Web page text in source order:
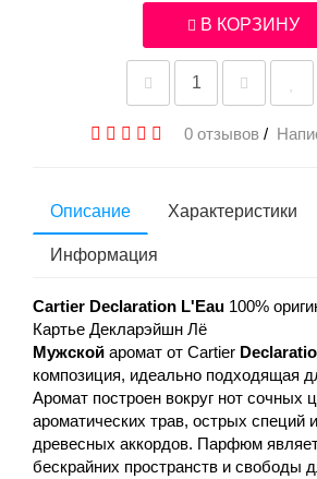
В КОРЗИНУ
0 отзывов /
Описание Характеристики
Информация
Cartier Declaration L'Eau 100%
Картье Декларэйшн Лё
Мужской аромат от Cartier
композиция, идеально подходящая
Аромат построен вокруг нот сочных
ароматических трав, острых специй
древесных аккордов. Парфюм
бескрайних пространств и свободы